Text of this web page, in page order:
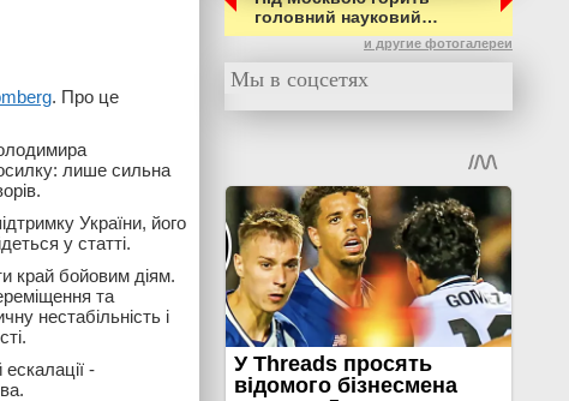
. Про це
лише сильна
України, його
у статті.
край бойовим діям.
та
нестабільність і
-
головний науковий…
и другие фотогалереи
Мы в соцсетях